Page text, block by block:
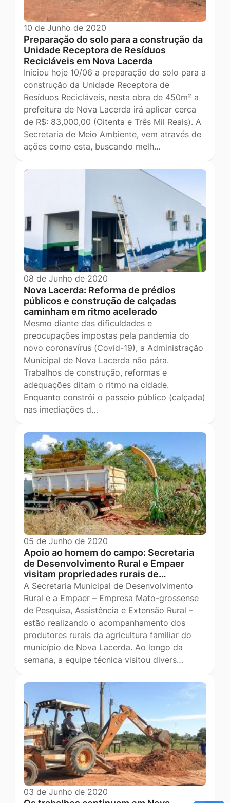
10 de Junho de 2020
Preparação do solo para a construção da
Unidade Receptora de Resíduos
Recicláveis em Nova Lacerda
Iniciou hoje 10/06 a preparação do solo para a
construção da Unidade Receptora de
Resíduos Recicláveis, nesta obra de 450m² a
prefeitura de Nova Lacerda irá aplicar cerca
de R$: 83,000,00 (Oitenta e Três Mil Reais). A
Secretaria de Meio Ambiente, vem através de
ações como esta, buscando melh…
08 de Junho de 2020
Nova Lacerda: Reforma de prédios
públicos e construção de calçadas
caminham em ritmo acelerado
Mesmo diante das dificuldades e
preocupações impostas pela pandemia do
novo coronavírus (Covid-19), a Administração
Municipal de Nova Lacerda não pára.
Trabalhos de construção, reformas e
adequações ditam o ritmo na cidade.
Enquanto constrói o passeio público (calçada)
nas imediações d…
05 de Junho de 2020
Apoio ao homem do campo: Secretaria
de Desenvolvimento Rural e Empaer
visitam propriedades rurais de…
A Secretaria Municipal de Desenvolvimento
Rural e a Empaer – Empresa Mato-grossense
de Pesquisa, Assistência e Extensão Rural –
estão realizando o acompanhamento dos
produtores rurais da agricultura familiar do
município de Nova Lacerda. Ao longo da
semana, a equipe técnica visitou divers…
03 de Junho de 2020